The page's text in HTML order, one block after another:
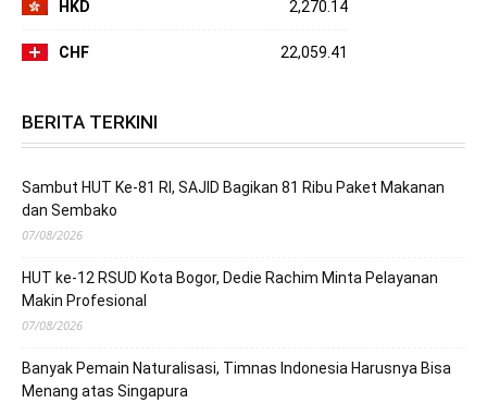
HKD 2,270.14
CHF 22,059.41
BERITA TERKINI
Sambut HUT Ke-81 RI, SAJID Bagikan 81 Ribu Paket Makanan
dan Sembako
07/08/2026
HUT ke-12 RSUD Kota Bogor, Dedie Rachim Minta Pelayanan
Makin Profesional
07/08/2026
Banyak Pemain Naturalisasi, Timnas Indonesia Harusnya Bisa
Menang atas Singapura